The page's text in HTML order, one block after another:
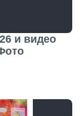
и видео